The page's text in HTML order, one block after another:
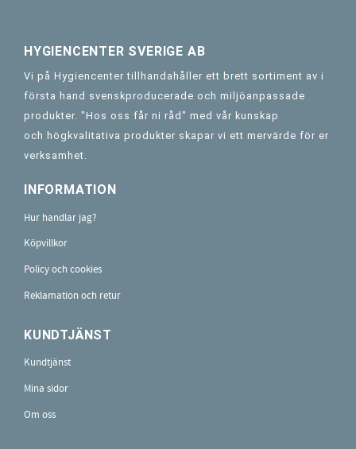
HYGIENCENTER SVERIGE AB
Vi på Hygiencenter tillhandahåller ett brett sortiment av i
första hand svenskproducerade och miljöanpassade
produkter. "Hos oss får ni råd" med vår kunskap
och högkvalitativa produkter skapar vi ett mervärde för er
verksamhet.
INFORMATION
Hur handlar jag?
Köpvillkor
Policy och cookies
Reklamation och retur
KUNDTJÄNST
Kundtjänst
Mina sidor
Om oss